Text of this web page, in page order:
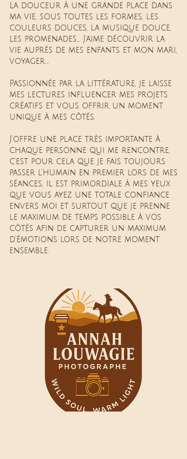
La douceur à une grande place dans
ma vie, sous toutes les formes, les
couleurs douces, la musique douce,
les promenades... J'aime découvrir la
vie auprès de mes enfants et mon mari,
voyager...
Passionnée par la littérature, je laisse
mes lectures influencer mes projets
créatifs et vous offrir un moment
unique à mes côtés.
J'offre une place très importante à
chaque personne qui me rencontre,
c'est pour cela que je fais toujours
passer l'humain en premier lors de mes
séances, il est primordiale à mes yeux
que vous ayez une totale confiance
envers moi et surtout que je prenne
le maximum de temps possible à vos
côtés afin de capturer un maximum
d'émotions lors de notre moment
ensemble.